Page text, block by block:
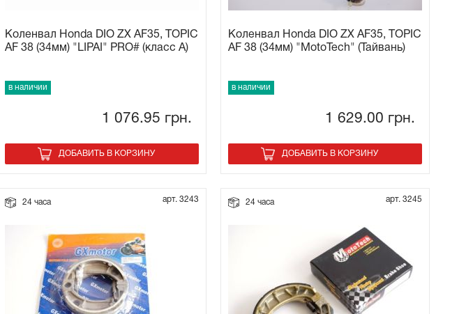
Коленвал Honda DIO ZX AF35, TOPIC
AF 38 (34мм) "LIPAI" PRO# (класс А)
в наличии
1 076.95 грн.
ДОБАВИТЬ В КОРЗИНУ
Коленвал Honda DIO ZX AF35, TOPIC
AF 38 (34мм) "MotoTech" (Тайвань)
в наличии
1 629.00 грн.
ДОБАВИТЬ В КОРЗИНУ
24 часа арт. 3243 24 часа арт. 3245